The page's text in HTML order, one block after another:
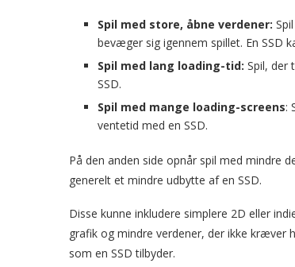
Spil med store, åbne verdener:
bevæger sig igennem spillet. En SSD
Spil med lang loading-tid: Spil, der
SSD.
Spil med mange loading-screens:
ventetid med en SSD.
På den anden side opnår spil med mindre
generelt et mindre udbytte af en SSD.
Disse kunne inkludere simplere 2D eller
grafik og mindre verdener, der ikke kræver
som en SSD tilbyder.